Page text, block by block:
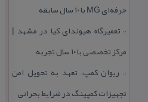
حرفه‌ای MG با ۱۰ سال سابقه
:: تعمیرگاه هیوندای كیا در مشهد |
مركز تخصصی با ۱۰ سال تجربه
:: ریوان كمپ، تعهد به تحویل امن
تجهیزات كمپینگ در شرایط بحرانی